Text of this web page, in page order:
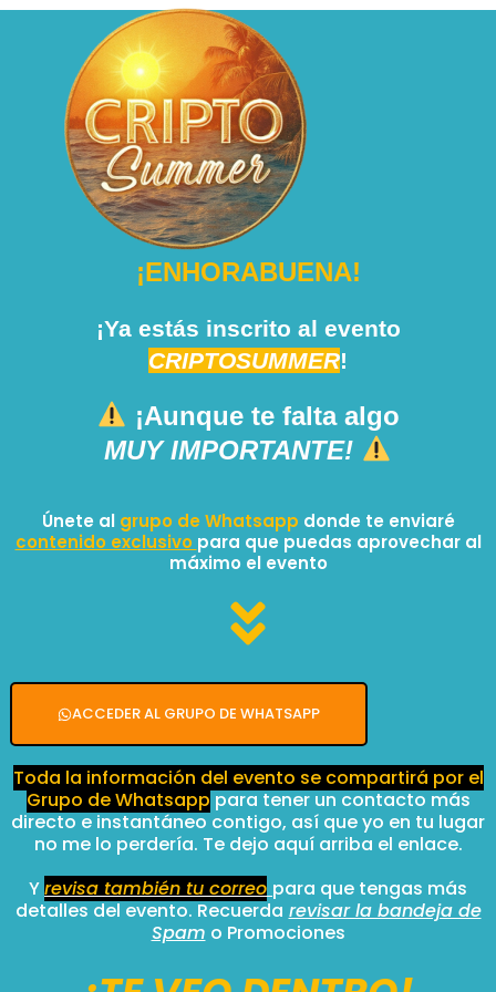
¡ENHORABUENA!
¡Ya estás inscrito al evento
CRIPTOSUMMER!
¡Aunque te falta algo
MUY IMPORTANTE!
Únete al grupo de Whatsapp donde te enviaré
contenido exclusivo para que puedas aprovechar al
máximo el evento
ACCEDER AL GRUPO DE WHATSAPP
Toda la información del evento se compartirá por el
Grupo de Whatsapp para tener un contacto más
directo e instantáneo contigo, así que yo en tu lugar
no me lo perdería. Te dejo aquí arriba el enlace.
Yrevisa también tu correo para que tengas más
detalles del evento. Recuerda revisar la bandeja de
Spam o Promociones